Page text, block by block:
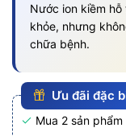
Nước ion kiềm
khỏe, nhưng
chữa bệnh.
Ưu đãi đặc
Mua 2 sản phẩm